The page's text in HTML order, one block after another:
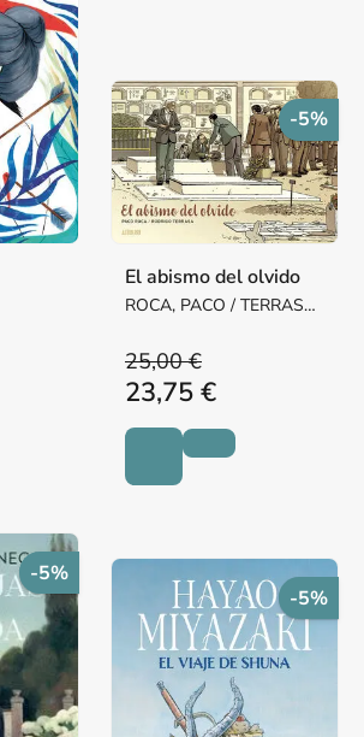
-5%
El abismo del olvido
ROCA, PACO / TERRASA,
25,00 €
23,75 €
-5%
-5%